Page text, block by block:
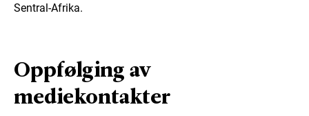
Sentral-Afrika.
Oppfølging av
mediekontakter